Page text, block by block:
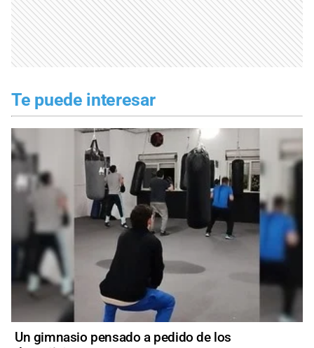
Te puede interesar
Un gimnasio pensado a pedido de los